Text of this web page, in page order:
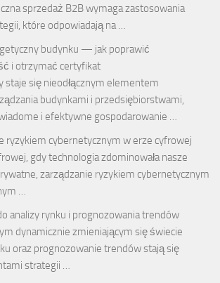
sprzedaż B2B wymaga zastosowania
które odpowiadają na …
budynku — jak poprawić
i otrzymać certyfikat
staje się nieodłącznym elementem
budynkami i przedsiębiorstwami,
i efektywne gospodarowanie …
ryzykiem cybernetycznym w erze cyfrowej
gdy technologia zdominowała nasze
zarządzanie ryzykiem cybernetycznym
…
analizy rynku i prognozowania trendów
dynamicznie zmieniającym się świecie
oraz prognozowanie trendów stają się
strategii …